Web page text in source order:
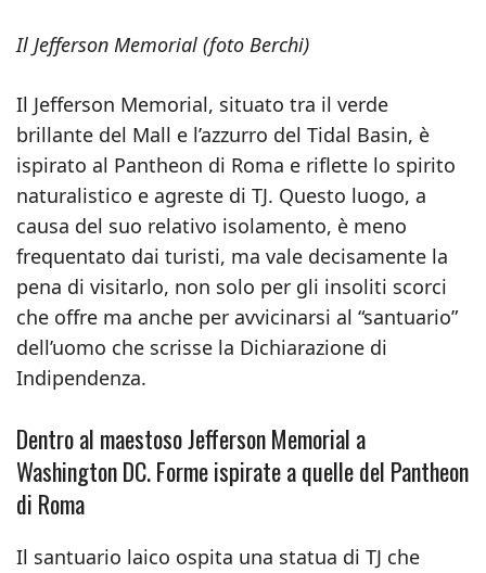
Il Jefferson Memorial (foto Berchi)
Il Jefferson Memorial, situato tra il verde
brillante del Mall e l’azzurro del Tidal Basin, è
ispirato al Pantheon di Roma e riflette lo spirito
naturalistico e agreste di TJ. Questo luogo, a
causa del suo relativo isolamento, è meno
frequentato dai turisti, ma vale decisamente la
pena di visitarlo, non solo per gli insoliti scorci
che offre ma anche per avvicinarsi al “santuario”
dell’uomo che scrisse la Dichiarazione di
Indipendenza.
Dentro al maestoso Jefferson Memorial a
Washington DC. Forme ispirate a quelle del Pantheon
di Roma
Il santuario laico ospita una statua di TJ che